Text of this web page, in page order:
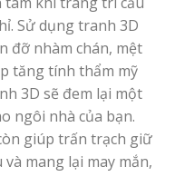
Sử dụng tranh 3D
đỡ nhàm chán, mệt
tăng tính thẩm mỹ
3D sẽ đem lại một
ngôi nhà của bạn.
giúp trấn trạch giữ
mang lại may mắn,